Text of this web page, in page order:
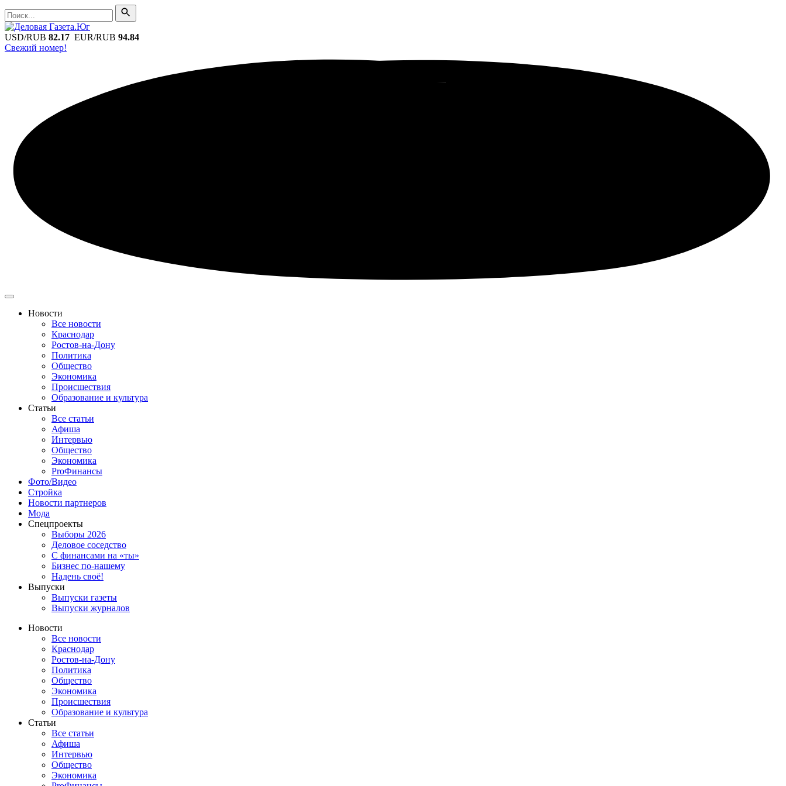
Поиск
Поиск
USD/RUB 82.17 EUR/RUB 94.84
Свежий номер!
Новости
Все новости
Краснодар
Ростов-на-Дону
Политика
Общество
Экономика
Происшествия
Образование и культура
Статьи
Все статьи
Афиша
Интервью
Общество
Экономика
ProФинансы
Фото/Видео
Стройка
Новости партнеров
Мода
Спецпроекты
Выборы 2026
Деловое соседство
С финансами на «ты»
Бизнес по-нашему
Надень своё!
Выпуски
Выпуски газеты
Выпуски журналов
Новости
Все новости
Краснодар
Ростов-на-Дону
Политика
Общество
Экономика
Происшествия
Образование и культура
Статьи
Все статьи
Афиша
Интервью
Общество
Экономика